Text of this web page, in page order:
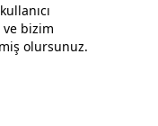
bizim
olursunuz.